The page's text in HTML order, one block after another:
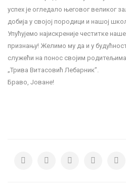
успех је огледало његовог великог
добија у својој породици и нашој
Упућујемо најискреније честитке
признању! Желимо му да и у
служећи на понос својим
„Трива Витасовић Лебарник”.
Браво, Јоване!